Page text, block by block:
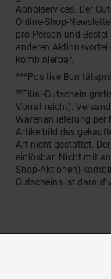
Abholservices. Der
Online-Shop-
pro Person und
anderen
kombinierbar.
***Positive
²⁰Filial-Gutschein
Vorrat reicht).
Warenanlieferung per
Artikelbild des
Art nicht gestattet.
einlösbar. Nicht mit
Shop-Aktionen)
Gutscheins ist darauf